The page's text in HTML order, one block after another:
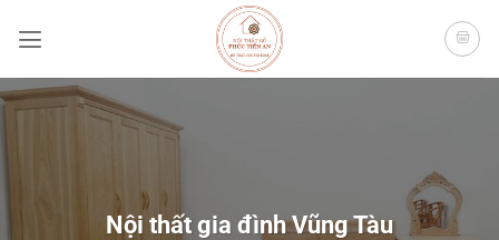
qua
dung
Nội thất gia đình Vũng Tàu